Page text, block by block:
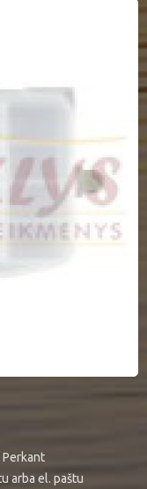
Perkant
arba el. paštu